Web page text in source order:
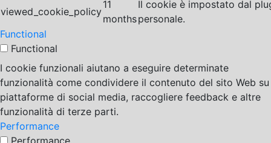
viewed_cookie_policy
11
months
Il cookie è impostato dal
personale.
Functional
Functional
I cookie funzionali aiutano a eseguire determinate
funzionalità come condividere il contenuto del sito Web su
piattaforme di social media, raccogliere feedback e altre
funzionalità di terze parti.
Performance
Performance